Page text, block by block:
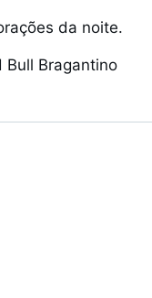
da noite.
Bull Bragantino